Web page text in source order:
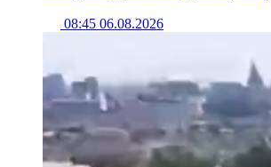
08:45 06.08.2026